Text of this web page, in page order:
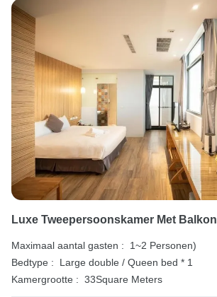
Luxe Tweepersoonskamer Met Balkon
Maximaal aantal gasten :
1~2 Personen)
Bedtype :
Large double / Queen bed * 1
Kamergrootte : 33Square Meters